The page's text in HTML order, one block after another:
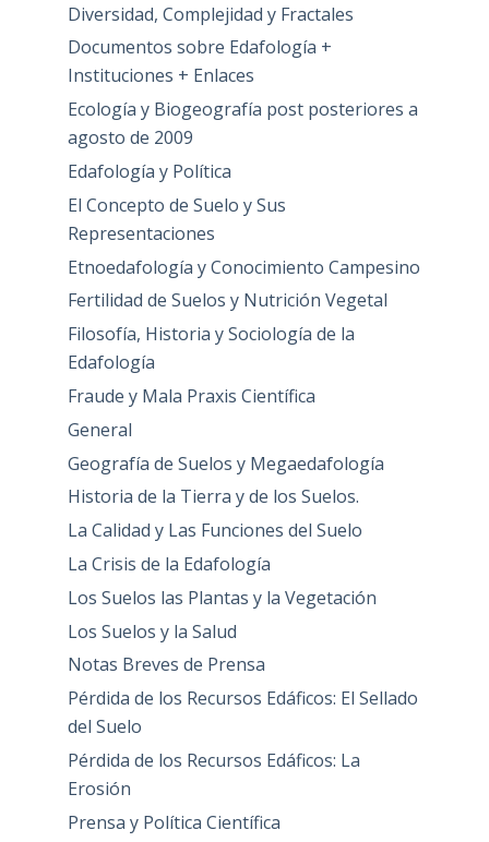
Diversidad, Complejidad y Fractales
Documentos sobre Edafología +
Instituciones + Enlaces
Ecología y Biogeografía post posteriores a
agosto de 2009
Edafología y Política
El Concepto de Suelo y Sus
Representaciones
Etnoedafología y Conocimiento Campesino
Fertilidad de Suelos y Nutrición Vegetal
Filosofía, Historia y Sociología de la
Edafología
Fraude y Mala Praxis Científica
General
Geografía de Suelos y Megaedafología
Historia de la Tierra y de los Suelos.
La Calidad y Las Funciones del Suelo
La Crisis de la Edafología
Los Suelos las Plantas y la Vegetación
Los Suelos y la Salud
Notas Breves de Prensa
Pérdida de los Recursos Edáficos: El Sellado
del Suelo
Pérdida de los Recursos Edáficos: La
Erosión
Prensa y Política Científica